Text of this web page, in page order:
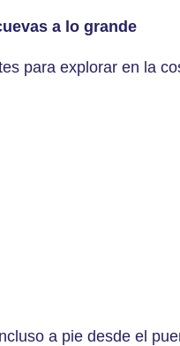
a lo grande
para explorar en la
a pie desde el